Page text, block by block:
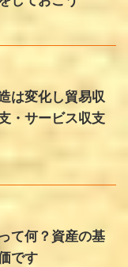
は変化し貿易収
・サービス収支
て何？資産の基
です